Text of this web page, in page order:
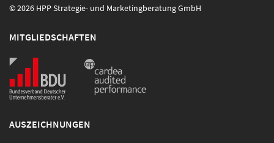
© 2026 HPP Strategie- und Marketingberatung GmbH
MITGLIEDSCHAFTEN
AUSZEICHNUNGEN